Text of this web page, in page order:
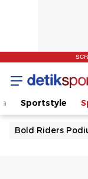
Sportstyle
Bold Riders